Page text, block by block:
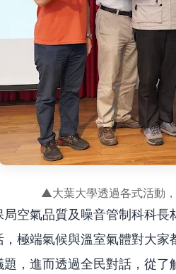
▲大葉大學透過各式活動
局空氣品質及噪音管制科科
，極端氣候與溫室氣體對大
題，進而透過全民對話，從